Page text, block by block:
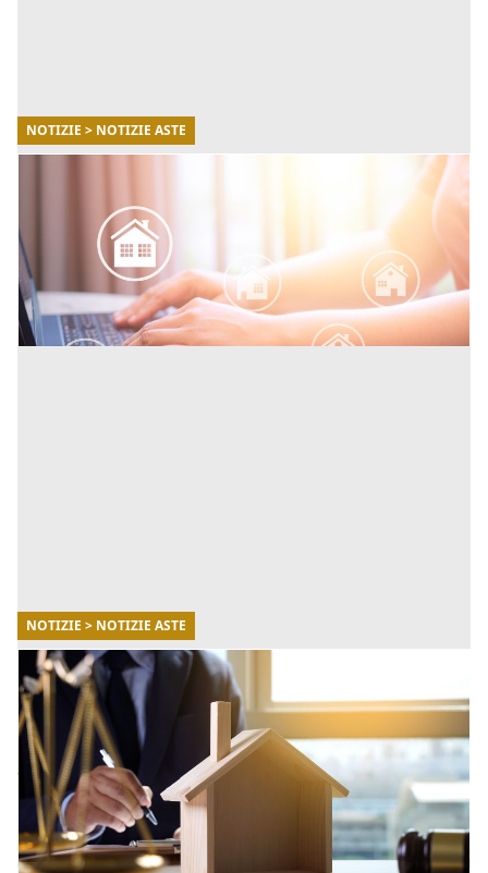
NOTIZIE > NOTIZIE ASTE
5 consigli per prepararti all’acquisto in asta
Ecco 5 consigli essenziali per prepararti al meglio
all’acquisto in asta. [...]
NOTIZIE > NOTIZIE ASTE
02/04/2026
Comprare una casa all’asta occupata:
conviene davvero?
Comprendere la natura dell’occupazione è
fondamentale per valutare correttamente
l’investimento e pianificare i tempi di utilizzo
dell’immobile. [...]